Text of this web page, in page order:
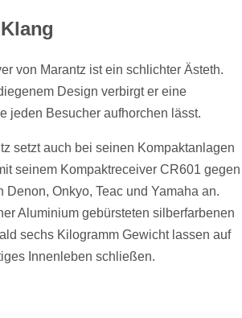
von Marantz ist ein schlichter Ästeth.
Design verbirgt er eine
jeden Besucher aufhorchen lässt.
setzt auch bei seinen Kompaktanlagen
seinem Kompaktreceiver CR601 gegen
Denon, Onkyo, Teac und Yamaha an.
Aluminium gebürsteten silberfarbenen
sechs Kilogramm Gewicht lassen auf
Innenleben schließen.